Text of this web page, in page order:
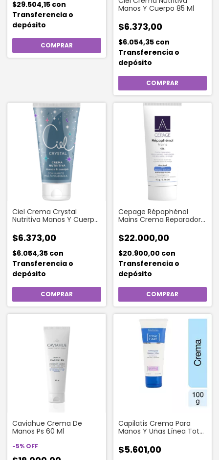
$29.504,15 con
Transferencia o
depósito
Manos Y Cuerpo 85 Ml
$6.373,00
$6.054,35 con
Transferencia o
depósito
Ciel Crema Crystal
Nutritiva Manos Y Cuerpo
$6.373,00
$6.054,35 con
Transferencia o
depósito
Cepage Répaphénol
Mains Crema Reparadora
$22.000,00
$20.900,00 con
Transferencia o
depósito
Caviahue Crema De
Manos Ps 60 Ml
-5% OFF
Capilatis Crema Para
Manos Y Uñas Línea Total
$5.601,00